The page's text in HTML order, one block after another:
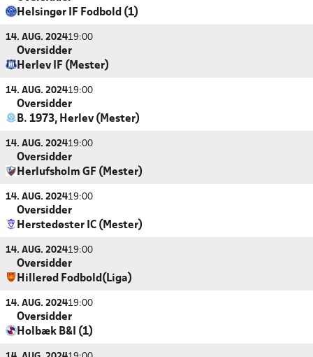
Helsingør IF Fodbold (1)
14. AUG. 202419:00
Oversidder
Herlev IF (Mester)
14. AUG. 202419:00
Oversidder
B. 1973, Herlev (Mester)
14. AUG. 202419:00
Oversidder
Herlufsholm GF (Mester)
14. AUG. 202419:00
Oversidder
Herstedøster IC (Mester)
14. AUG. 202419:00
Oversidder
Hillerød Fodbold(Liga)
14. AUG. 202419:00
Oversidder
Holbæk B&I (1)